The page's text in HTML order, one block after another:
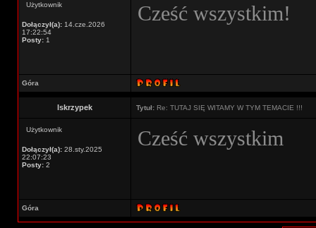
Użytkownik
Dołączył(a): 14.cze.2026
17:22:54
Posty: 1
Cześć wszystkim!
Góra
lskrzypek Tytuł: Re: TUTAJ SIĘ WITAMY W TYM TEMACIE !!!
Użytkownik
Dołączył(a): 28.sty.2025
22:07:23
Posty: 2
Cześć wszystkim
Góra